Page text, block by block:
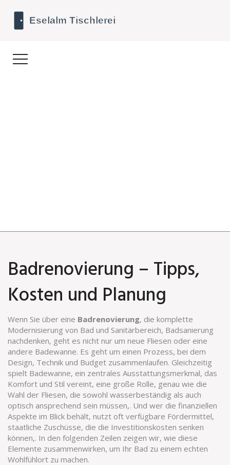
Badrenovierung – Tipps,
Kosten und Planung
Wenn Sie über eine Badrenovierung, die komplette
Modernisierung von Bad und Sanitärbereich, Badsanierung
nachdenken, geht es nicht nur um neue Fliesen oder eine
andere Badewanne. Es geht um einen Prozess, bei dem
Design, Technik und Budget zusammenlaufen. Gleichzeitig
spielt Badewanne, ein zentrales Ausstattungsmerkmal, das
Komfort und Stil vereint, eine große Rolle, genau wie die
Wahl der Fliesen, die sowohl wasserbeständig als auch
optisch ansprechend sein müssen,. Und wer die finanziellen
Aspekte im Blick behält, nutzt oft verfügbare Fördermittel,
staatliche Zuschüsse, die die Investitionskosten senken
können,. In den folgenden Zeilen zeigen wir, wie diese
Elemente zusammenwirken, um Ihr Bad zu einem echten
Wohlfühlort zu machen.